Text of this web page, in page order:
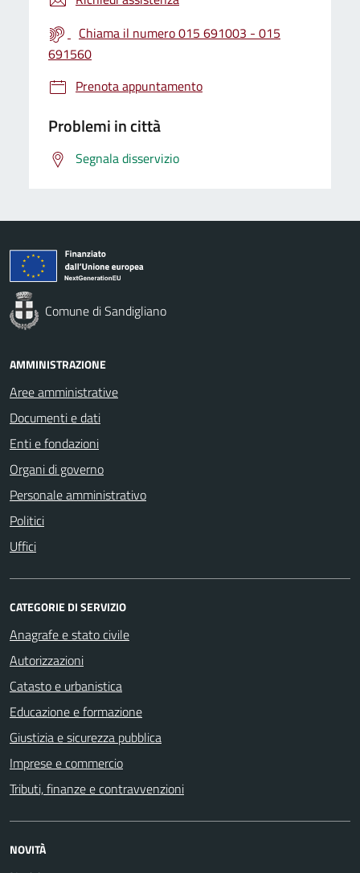
Chiama il numero 015 691003 - 015
691560
Prenota appuntamento
Problemi in città
Segnala disservizio
Comune di Sandigliano
AMMINISTRAZIONE
Aree amministrative
Documenti e dati
Enti e fondazioni
Organi di governo
Personale amministrativo
Politici
Uffici
CATEGORIE DI SERVIZIO
Anagrafe e stato civile
Autorizzazioni
Catasto e urbanistica
Educazione e formazione
Giustizia e sicurezza pubblica
Imprese e commercio
Tributi, finanze e contravvenzioni
NOVITÀ